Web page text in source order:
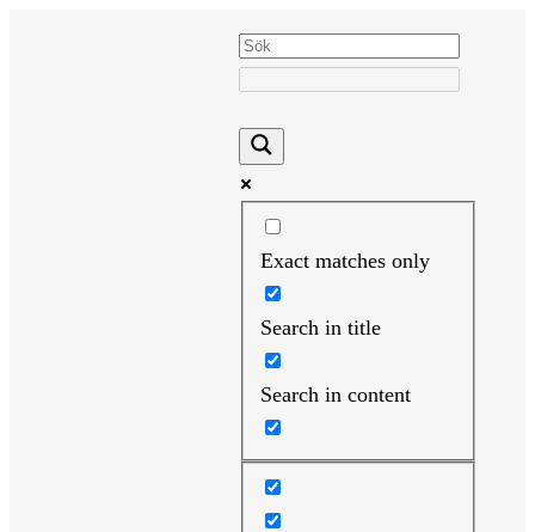
Exact matches only
Search in title
Search in content